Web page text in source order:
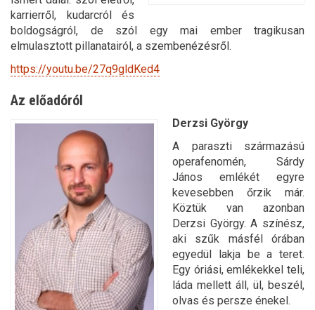
karrierről, kudarcról és
boldogságról, de szól egy mai ember tragikusan
elmulasztott pillanatairól, a szembenézésről.
https://youtu.be/27q9gldKed4
Az előadóról
Derzsi György
A paraszti származású
operafenomén, Sárdy
János emlékét egyre
kevesebben őrzik már.
Köztük van azonban
Derzsi György. A színész,
aki szűk másfél órában
egyedül lakja be a teret.
Egy óriási, emlékekkel teli,
láda mellett áll, ül, beszél,
olvas és persze énekel.